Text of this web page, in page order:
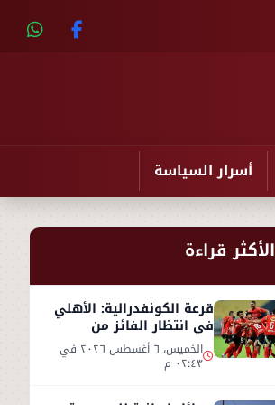
أسرار السياسة
الأكثر قراءة
قرعة الكونفدرالية: الأهلي
في انتظار الفائز من
مقديشو سيتي وكيتاراالخميس، ٦ أغسطس ٢٠٢٦ في
٠٢:٤٣ م